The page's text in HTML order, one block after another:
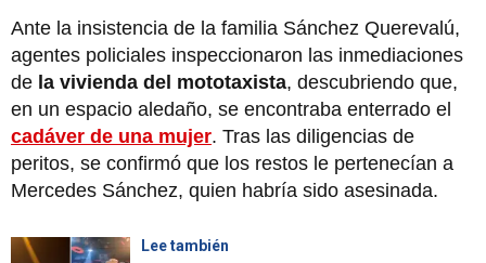
Ante la insistencia de la familia Sánchez Querevalú,
agentes policiales inspeccionaron las inmediaciones
de la vivienda del mototaxista, descubriendo que,
en un espacio aledaño, se encontraba enterrado el
cadáver de una mujer. Tras las diligencias de
peritos, se confirmó que los restos le pertenecían a
Mercedes Sánchez, quien habría sido asesinada.
Lee también